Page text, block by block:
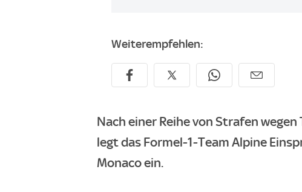
Weiterempfehlen:
Nach einer Reihe von Strafen
legt das Formel-1-Team Alpine
Monaco ein.